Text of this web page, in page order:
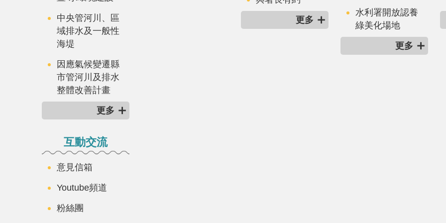
中央管河川、區
域排水及一般性
海堤
因應氣候變遷縣
市管河川及排水
整體改善計畫
更多
更多
水利署開放認養
綠美化場地
更多
互動交流
意見信箱
Youtube頻道
粉絲團